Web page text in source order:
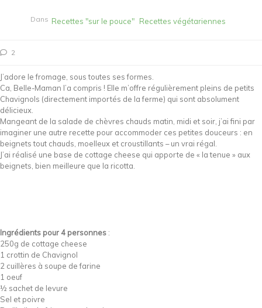
Dans Recettes "sur le pouce" Recettes végétariennes
2
J’adore le fromage, sous toutes ses formes.
Ca, Belle-Maman l’a compris ! Elle m’offre régulièrement pleins de petits
Chavignols (directement importés de la ferme) qui sont absolument
délicieux.
Mangeant de la salade de chèvres chauds matin, midi et soir, j’ai fini par
imaginer une autre recette pour accommoder ces petites douceurs : en
beignets tout chauds, moelleux et croustillants – un vrai régal.
J’ai réalisé une base de cottage cheese qui apporte de « la tenue » aux
beignets, bien meilleure que la ricotta.
Ingrédients pour 4 personnes :
250g de cottage cheese
1 crottin de Chavignol
2 cuillères à soupe de farine
1 oeuf
½ sachet de levure
Sel et poivre